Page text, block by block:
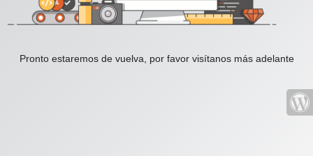
Pronto estaremos de vuelva, por favor visítanos más adelante